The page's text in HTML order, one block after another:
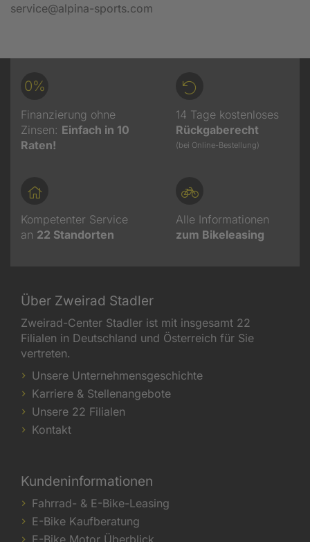
service@alpina-sports.com
0%
Finanzierung ohne
Zinsen: Einfach in 10
Raten!
14 Tage kostenloses
Rückgaberecht
(bei Online-Bestellung)
Kompetenter Service
an 22 Standorten
Alle Informationen
zum Bikeleasing
Über Zweirad Stadler
Zweirad-Center Stadler ist mit insgesamt 22
Filialen in Deutschland und Österreich für Sie
vertreten.
Unsere Unternehmensgeschichte
Karriere & Stellenangebote
Unsere 22 Filialen
Kontakt
Kundeninformationen
Fahrrad- & E-Bike-Leasing
E-Bike Kaufberatung
E-Bike Motor Überblick